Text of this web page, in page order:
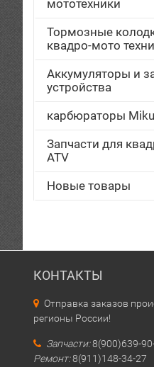
мототехники
Тормозные
квадро-мото
Аккумуляторы и
устройства
карбюраторы
Запчасти для
ATV
Новые товары
КОНТАКТЫ
Отправка заказов
регионы России!
Запчасти:8(900)639-
Ремонт:8(911)148-34-27